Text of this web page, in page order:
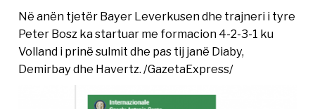
Në anën tjetër Bayer Leverkusen dhe trajneri i tyre
Peter Bosz ka startuar me formacion 4-2-3-1 ku
Volland i prinë sulmit dhe pas tij janë Diaby,
Demirbay dhe Havertz. /GazetaExpress/